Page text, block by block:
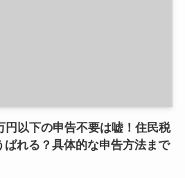
円以下の申告不要は嘘！住民税
れる？具体的な申告方法まで